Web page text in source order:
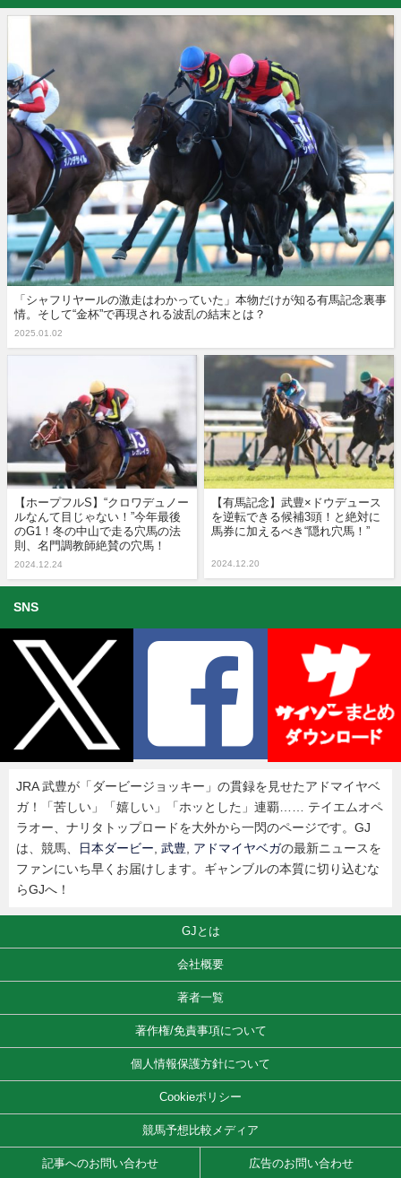
「シャフリヤールの激走はわかっていた」本物だけが知る有馬記念裏事
情。そして“金杯”で再現される波乱の結末とは？
2025.01.02
【ホープフルS】“クロワデュノー
ルなんて目じゃない！”今年最後
のG1！冬の中山で走る穴馬の法
則、名門調教師絶賛の穴馬！
2024.12.24
【有馬記念】武豊×ドウデュース
を逆転できる候補3頭！と絶対に
馬券に加えるべき“隠れ穴馬！”
2024.12.20
SNS
JRA 武豊が「ダービージョッキー」の貫録を見せたアドマイヤベ
ガ！「苦しい」「嬉しい」「ホッとした」連覇…… テイエムオペ
ラオー、ナリタトップロードを大外から一閃のページです。GJ
は、競馬、
日本ダービー 武豊 アドマイヤベガの最新ニュースを
ファンにいち早くお届けします。ギャンブルの本質に切り込むな
らGJへ！
GJとは
会社概要
著者一覧
著作権/免責事項について
個人情報保護方針について
Cookieポリシー
競馬予想比較メディア
記事へのお問い合わせ 広告のお問い合わせ